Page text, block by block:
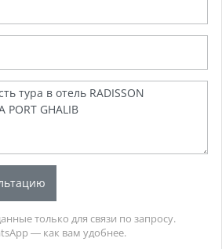
только для связи по запросу.
— как вам удобнее.